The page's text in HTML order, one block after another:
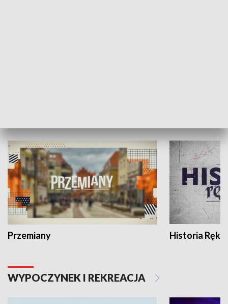
Przemiany Historia Ręką
WYPOCZYNEK I REKREACJA